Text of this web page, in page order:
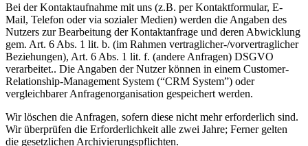
Bei der Kontaktaufnahme mit uns (z.B. per Kontaktformular, E-
Mail, Telefon oder via sozialer Medien) werden die Angaben des
Nutzers zur Bearbeitung der Kontaktanfrage und deren Abwicklung
gem. Art. 6 Abs. 1 lit. b. (im Rahmen vertraglicher-/vorvertraglicher
Beziehungen), Art. 6 Abs. 1 lit. f. (andere Anfragen) DSGVO
verarbeitet.. Die Angaben der Nutzer können in einem Customer-
Relationship-Management System (“CRM System”) oder
vergleichbarer Anfragenorganisation gespeichert werden.
Wir löschen die Anfragen, sofern diese nicht mehr erforderlich sind.
Wir überprüfen die Erforderlichkeit alle zwei Jahre; Ferner gelten
die gesetzlichen Archivierungspflichten.